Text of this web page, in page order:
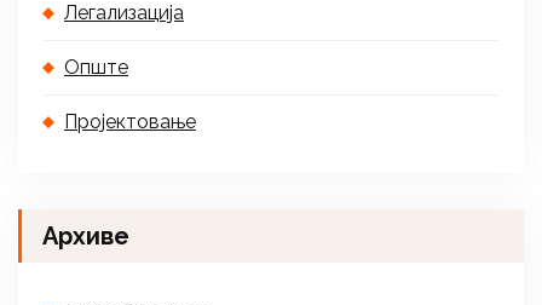
Легализација
Опште
Пројектовање
Архиве